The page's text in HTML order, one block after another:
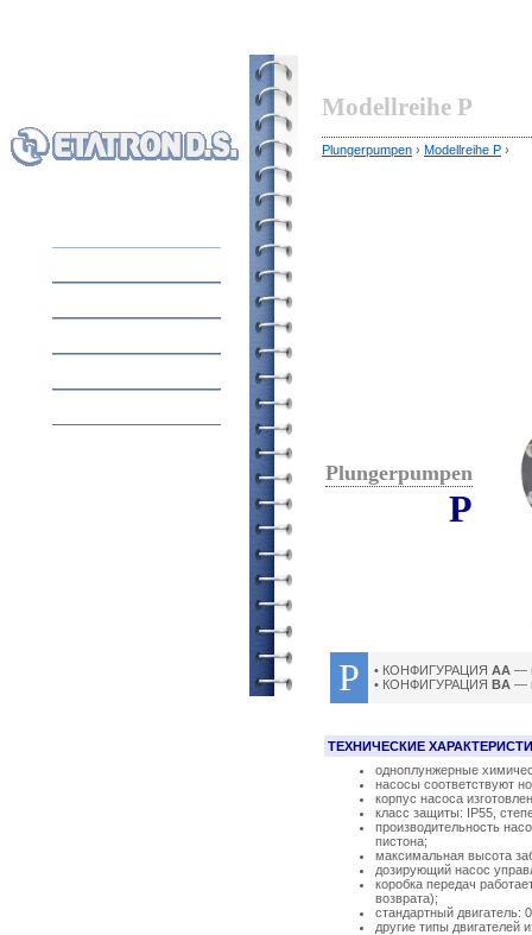
Modellreihe P
Plungerpumpen › Modellreihe P ›
Plungerpumpen
P
P • КОНФИГУРАЦИЯ AA —
• КОНФИГУРАЦИЯ BA —
ТЕХНИЧЕСКИЕ
одноплунжерные
насосы соответствуют
корпус насоса
класс защиты: IP55,
производительность
пистона;
максимальная высота
дозирующий насос
коробка передач
возврата);
стандартный двигатель:
другие типы двигателей